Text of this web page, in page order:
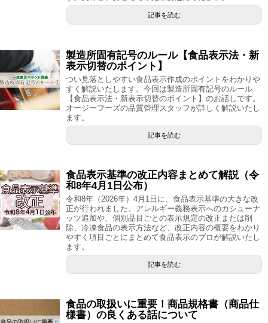
記事を読む
製造所固有記号のルール【食品表示法・新
表示切替のポイント】
つい見落としやすい食品表示作成のポイントをわかりや
すく解説いたします。今回は製造所固有記号のルール
【食品表示法・新表示切替のポイント】のお話しです。
オージーフーズの品質管理スタッフが詳しく解説いたし
ます。
記事を読む
食品表示基準の改正内容まとめて解説（令
和8年4月1日公布）
令和8年（2026年）4月1日に、食品表示基準の大きな改
正が行われました。アレルギー義務表示へのカシューナ
ッツ追加や、個別品目ごとの表示規定の改正または削
除、冷凍食品の表示方法など、改正内容の概要をわかり
やすく項目ごとにまとめて食品表示のプロが解説いたし
ます。
記事を読む
食品の取扱いに重要！商品規格書（商品仕
様書）の良くある話について